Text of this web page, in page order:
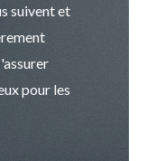
suivent et
pour les